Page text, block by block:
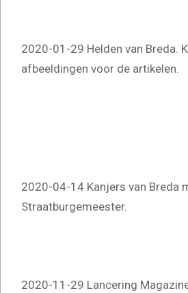
2020-01-29 Helden van Breda.
afbeeldingen voor de artikelen.
2020-04-14 Kanjers van Breda
Straatburgemeester.
2020-11-29 Lancering